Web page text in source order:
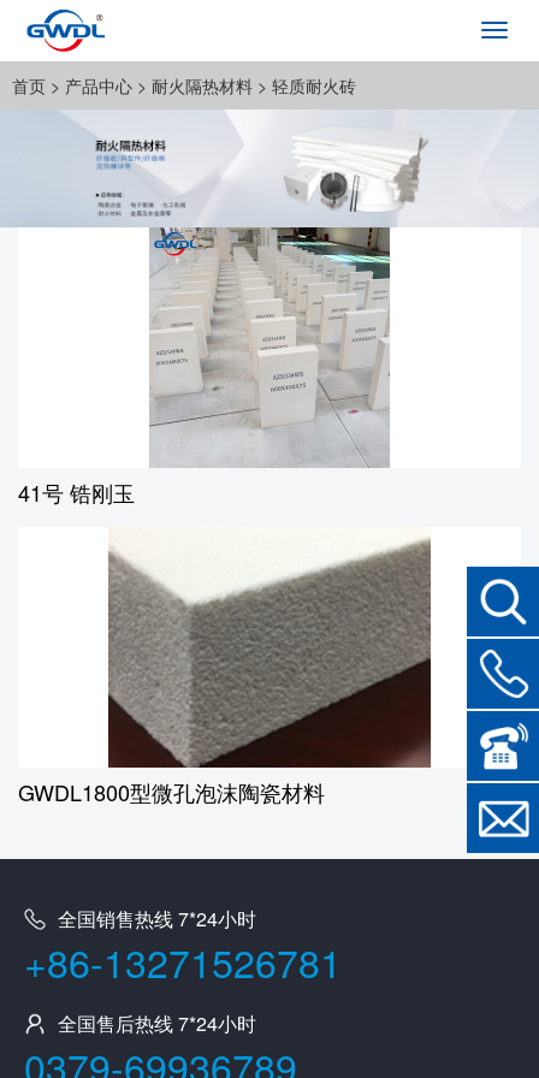
首页 > 产品中心 > 耐火隔热材料 > 轻质耐火砖
41号 锆刚玉
GWDL1800型微孔泡沫陶瓷材料
全国销售热线 7*24小时
+86-13271526781
全国售后热线 7*24小时
0379-69936789